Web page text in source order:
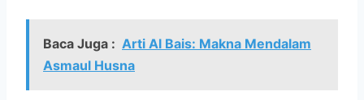
Baca Juga : Arti Al Bais: Makna Mendalam
Asmaul Husna